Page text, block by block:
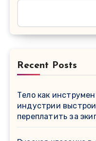
Recent Posts
Тело как
индустрии
переплатить за